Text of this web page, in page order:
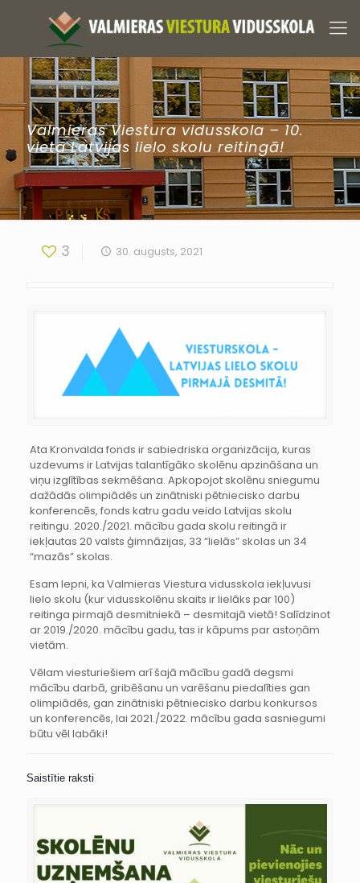
Valmieras Viestura vidusskola – 10.
vietā Latvijas lielo skolu reitingā!
3 30. augusts, 2021
Ata Kronvalda fonds ir sabiedriska organizācija, kuras
uzdevums ir Latvijas talantīgāko skolēnu apzināšana un
viņu izglītības sekmēšana. Apkopojot skolēnu sniegumu
dažādās olimpiādēs un zinātniski pētniecisko darbu
konferencēs, fonds katru gadu veido Latvijas skolu
reitingu. 2020./2021. mācību gada skolu reitingā ir
iekļautas 20 valsts ģimnāzijas, 33 “lielās” skolas un 34
“mazās” skolas.
Esam lepni, ka Valmieras Viestura vidusskola iekļuvusi
lielo skolu (kur vidusskolēnu skaits ir lielāks par 100)
reitinga pirmajā desmitniekā – desmitajā vietā! Salīdzinot
ar 2019./2020. mācību gadu, tas ir kāpums par astoņām
vietām.
Vēlam viesturiešiem arī šajā mācību gadā degsmi
mācību darbā, gribēšanu un varēšanu piedalīties gan
olimpiādēs, gan zinātniski pētniecisko darbu konkursos
un konferencēs, lai 2021./2022. mācību gada sasniegumi
būtu vēl labāki!
Saistītie raksti